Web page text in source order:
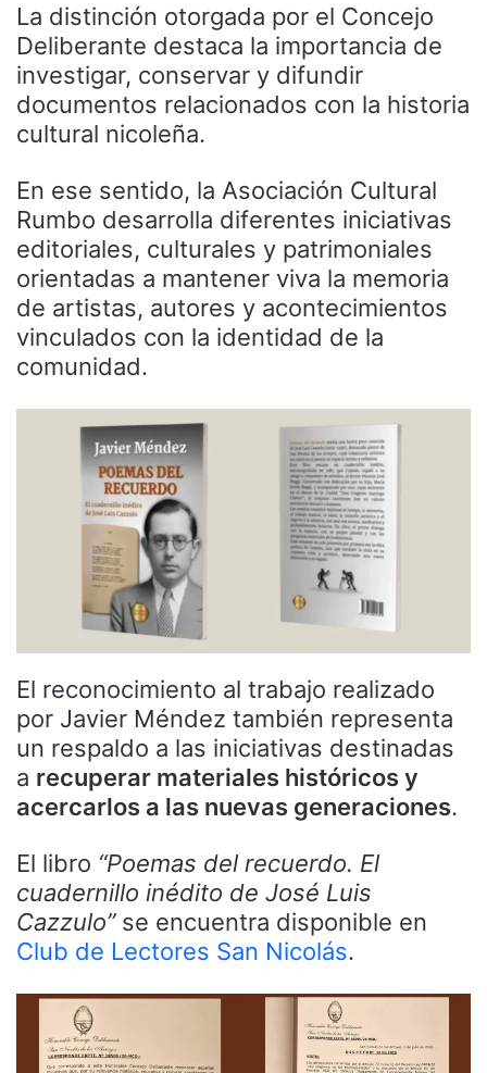
La distinción otorgada por el Concejo
Deliberante destaca la importancia de
investigar, conservar y difundir
documentos relacionados con la historia
cultural nicoleña.
En ese sentido, la Asociación Cultural
Rumbo desarrolla diferentes iniciativas
editoriales, culturales y patrimoniales
orientadas a mantener viva la memoria
de artistas, autores y acontecimientos
vinculados con la identidad de la
comunidad.
El reconocimiento al trabajo realizado
por Javier Méndez también representa
un respaldo a las iniciativas destinadas
a recuperar materiales históricos y
acercarlos a las nuevas generaciones.
El libro “Poemas del recuerdo. El
cuadernillo inédito de José Luis
Cazzulo”se encuentra disponible en
Club de Lectores San Nicolás.